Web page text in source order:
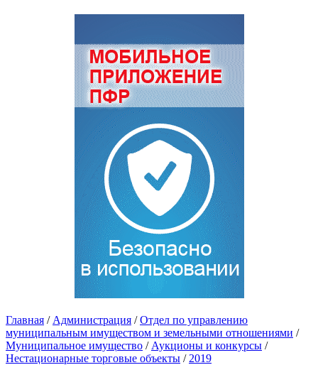
Главная / Администрация / Отдел по управлению
муниципальным имуществом и земельными отношениями /
Муниципальное имущество / Аукционы и конкурсы /
Нестационарные торговые объекты / 2019